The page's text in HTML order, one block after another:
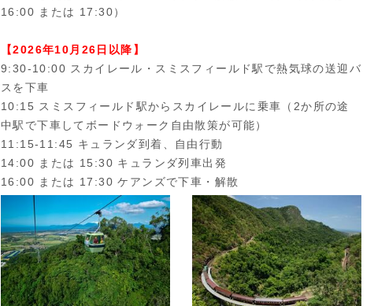
16:00 または 17:30）
【2026年10月26日以降】
9:30-10:00 スカイレール・スミスフィールド駅で熱気球の送迎バ
スを下車
10:15 スミスフィールド駅からスカイレールに乗車（2か所の途
中駅で下車してボードウォーク自由散策が可能）
11:15-11:45 キュランダ到着、自由行動
14:00 または 15:30 キュランダ列車出発
16:00 または 17:30 ケアンズで下車・解散